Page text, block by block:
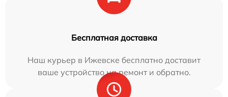
Бесплатная доставка
Наш курьер в Ижевске бесплатно доставит
ваше устройство на ремонт и обратно.